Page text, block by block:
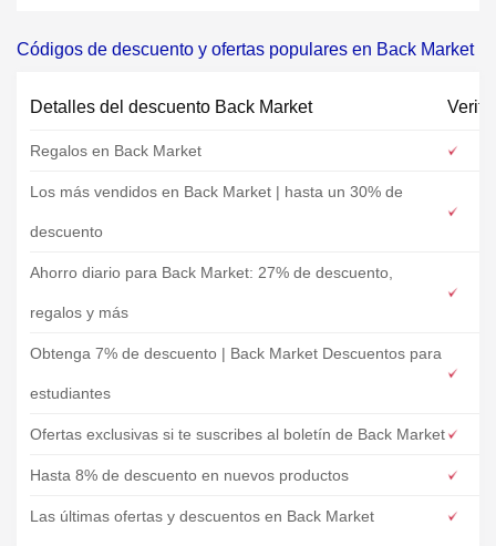
Códigos de descuento y ofertas populares en Back Market
Detalles del descuento Back Market
Regalos en Back Market
Los más vendidos en Back Market | hasta un 30% de
descuento
Ahorro diario para Back Market: 27% de descuento,
regalos y más
Obtenga 7% de descuento | Back Market Descuentos para
estudiantes
Ofertas exclusivas si te suscribes al boletín de Back Market
Hasta 8% de descuento en nuevos productos
Las últimas ofertas y descuentos en Back Market